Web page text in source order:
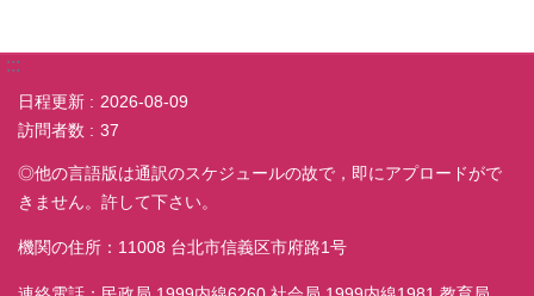
:::
日程更新
2026-08-09
訪問者数
37
◎他の言語版は通訳のスケジュールの故で，即にアプロードがで
きません。許して下さい。
機関の住所：11008 台北市信義区市府路1号